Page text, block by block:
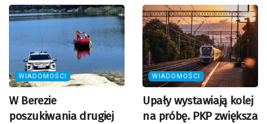
WIADOMOŚCI
W Berezie
poszukiwania drugiej
WIADOMOŚCI
Upały wystawiają kolej
na próbę. PKP zwiększa